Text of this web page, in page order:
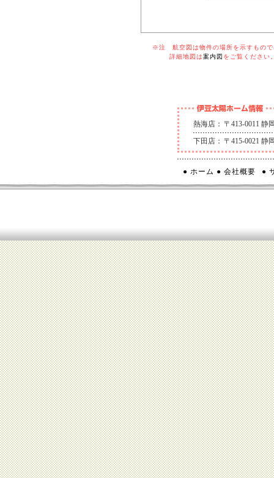
※注 航空図は物件の場所を示すものでは
詳細地図は案内図 をご覧ください
熱海店： 〒413-0011 静
下田店： 〒415-0021 静
● ホーム ● 会社概要 ●